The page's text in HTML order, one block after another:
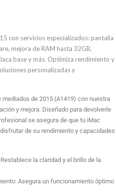
Ampliar 32 RAM
de Disco Duro a SSD 256GB
de Disco Duro a SSD 1TB
con servicios especializados: pantalla
mejora de RAM hasta 32GB,
base y más. Optimiza rendimiento y
personalizadas y
mediados de 2015 (A1419) con nuestra
y mejora. Diseñado para devolverle
se asegura de que tu iMac
de su rendimiento y capacidades
la claridad y el brillo de la
Asegura un funcionamiento óptimo